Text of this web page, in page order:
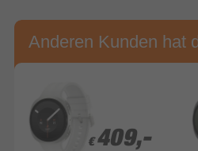
Anderen Kunden hat
€ 409,-
€ 409,-